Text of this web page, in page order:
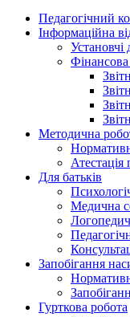
Педагогічний
Інформаційна
Установчі
Фінансова
Методична
Атестація
Для батьків
Медична
Запобігання
Гурткова робота